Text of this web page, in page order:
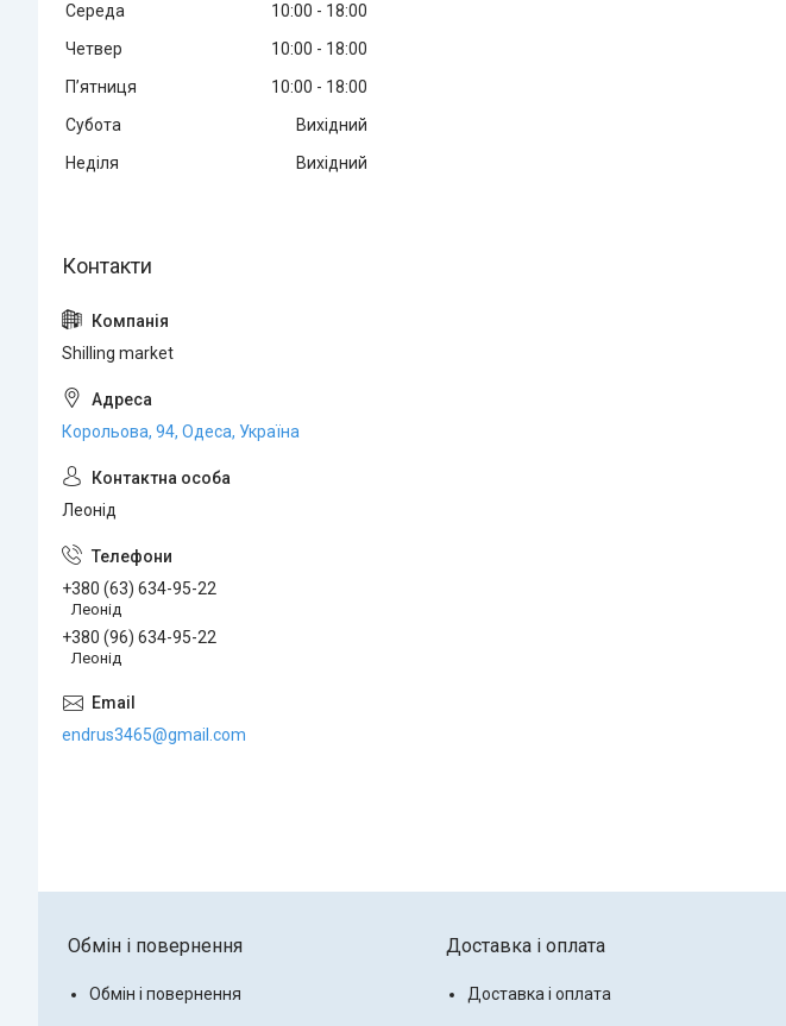
Середа
10:00
18:00
Четвер
10:00
18:00
Пʼятниця
10:00
18:00
Субота
Вихідний
Неділя
Вихідний
Shilling market
Корольова, 94, Одеса, Україна
Леонід
+380 (63) 634-95-22
Леонід
+380 (96) 634-95-22
Леонід
endrus3465@gmail.com
Обмін і повернення
Обмін і повернення
Доставка і оплата
Доставка і оплата